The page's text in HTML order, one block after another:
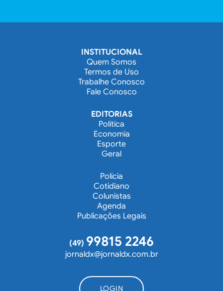
INSTITUCIONAL
Quem Somos
Termos de Uso
Trabalhe Conosco
Fale Conosco
EDITORIAS
Política
Economia
Esporte
Geral
Polícia
Cotidiano
Colunistas
Agenda
Publicações Legais
(49) 99815 2246
jornaldx@jornaldx.com.br
LOGIN